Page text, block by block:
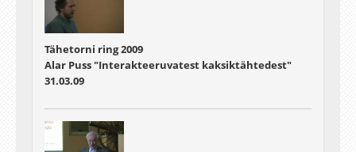
Tähetorni ring 2009
Alar Puss "Interakteeruvatest kaksiktähtedest"
31.03.09